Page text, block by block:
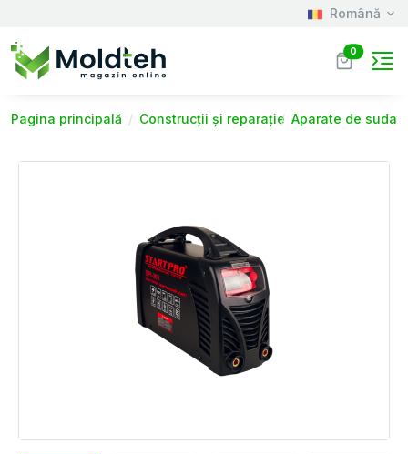
Română
0
Pagina principală Construcții și reparație Aparate de sudat